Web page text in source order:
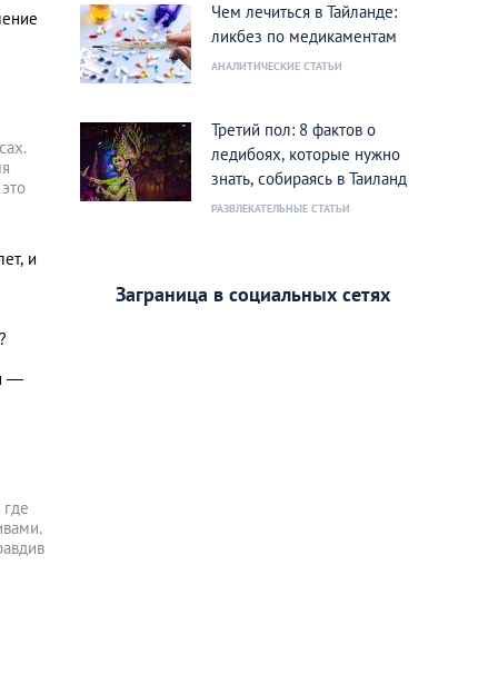
и
—
Чем лечиться в Тайланде:
ликбез по медикаментам
АНАЛИТИЧЕСКИЕ СТАТЬИ
Третий пол: 8 фактов о
ледибоях, которые нужно
знать, собираясь в Таиланд
РАЗВЛЕКАТЕЛЬНЫЕ СТАТЬИ
Заграница в социальных сетях